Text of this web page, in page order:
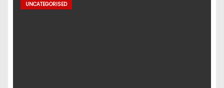
UNCATEGORISED